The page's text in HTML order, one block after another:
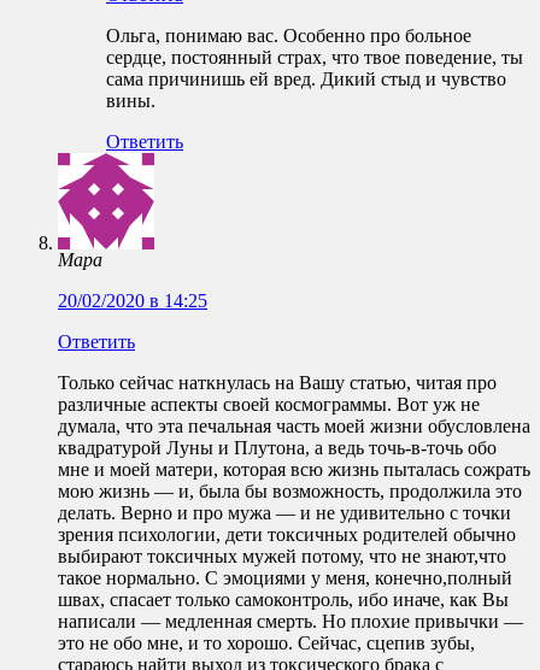
Ольга, понимаю вас. Особенно про больное
сердце, постоянный страх, что твое поведение, ты
сама причинишь ей вред. Дикий стыд и чувство
вины.
Ответить
Мара
20/02/2020 в 14:25
Ответить
Только сейчас наткнулась на Вашу статью, читая про
различные аспекты своей космограммы. Вот уж не
думала, что эта печальная часть моей жизни обусловлена
квадратурой Луны и Плутона, а ведь точь-в-точь обо
мне и моей матери, которая всю жизнь пыталась сожрать
мою жизнь — и, была бы возможность, продолжила это
делать. Верно и про мужа — и не удивительно с точки
зрения психологии, дети токсичных родителей обычно
выбирают токсичных мужей потому, что не знают,что
такое нормально. С эмоциями у меня, конечно,полный
швах, спасает только самоконтроль, ибо иначе, как Вы
написали — медленная смерть. Но плохие привычки —
это не обо мне, и то хорошо. Сейчас, сцепив зубы,
стараюсь найти выход из токсического брака с